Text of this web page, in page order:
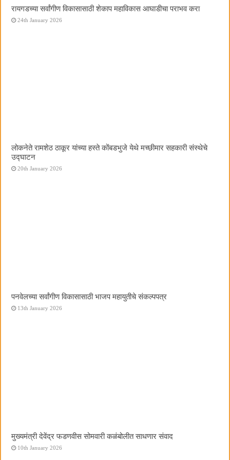
रायगडच्या सर्वांगीण विकासासाठी शेकाप महाविकास आघाडीचा पराभव करा
24th January 2026
लोकनेते रामशेठ ठाकूर यांच्या हस्ते कोंबडभुजे येथे मच्छीमार सहकारी संस्थेचे
उद्घाटन
20th January 2026
पनवेलच्या सर्वांगीण विकासासाठी भाजप महायुतीचे संकल्पपत्र
13th January 2026
मुख्यमंत्री देवेंद्र फडणवीस सोमवारी कळंबोलीत साधणार संवाद
10th January 2026